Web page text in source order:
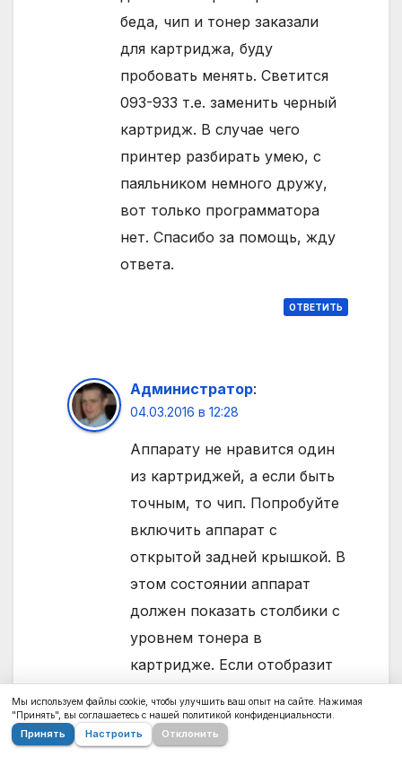
беда, чип и тонер заказали
для картриджа, буду
пробовать менять. Светится
093-933 т.е. заменить черный
картридж. В случае чего
принтер разбирать умею, с
паяльником немного дружу,
вот только программатора
нет. Спасибо за помощь, жду
ответа.
ОТВЕТИТЬ
Администратор:
04.03.2016 в 12:28
Аппарату не нравится один
из картриджей, а если быть
точным, то чип. Попробуйте
включить аппарат с
открытой задней крышкой. В
этом состоянии аппарат
должен показать столбики с
уровнем тонера в
картридже. Если отобразит
регион чипов
Мы используем файлы cookie, чтобы улучшить ваш опыт на сайте. Нажимая
"Принять", вы соглашаетесь с нашей политикой конфиденциальности.
Принять Настроить Отклонить